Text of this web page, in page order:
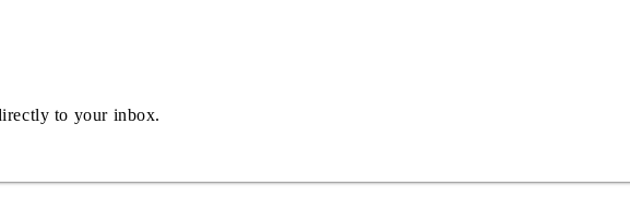
to your inbox.